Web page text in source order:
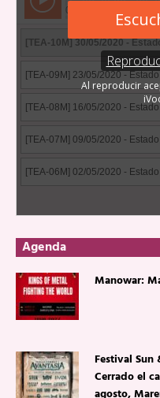
Agenda
Manowar:
Festival Sun
Cerrado el
agosto,